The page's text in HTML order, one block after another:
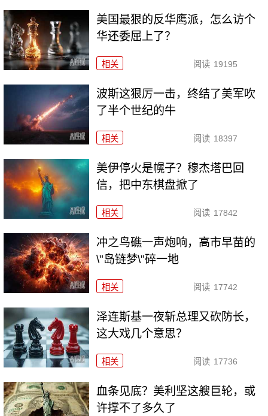
美国最狠的反华鹰派，怎么访个
华还委屈上了？
相关 阅读 19195
波斯这狠厉一击，终结了美军吹
了半个世纪的牛
相关 阅读 18397
美伊停火是幌子？穆杰塔巴回
信，把中东棋盘掀了
相关 阅读 17842
冲之鸟礁一声炮响，高市早苗的
\"岛链梦\"碎一地
相关 阅读 17742
泽连斯基一夜斩总理又砍防长，
这大戏几个意思？
相关 阅读 17736
血条见底？美利坚这艘巨轮，或
许撑不了多久了